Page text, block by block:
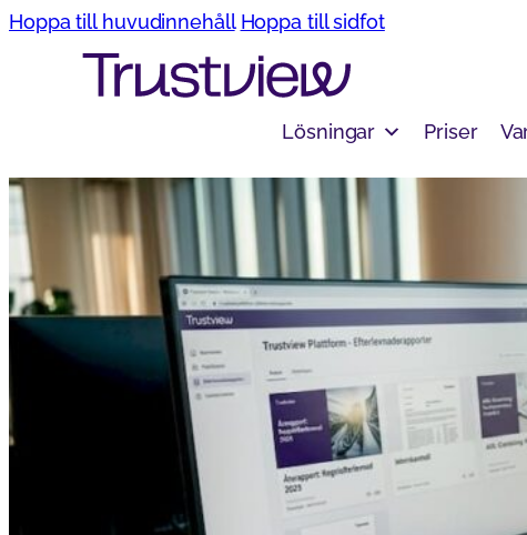
Hoppa till huvudinnehåll Hoppa till sidfot
Lösningar Priser